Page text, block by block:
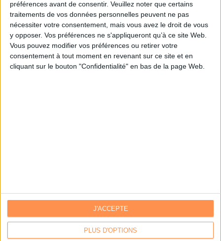
préférences avant de consentir. Veuillez noter que certains
traitements de vos données personnelles peuvent ne pas
nécessiter votre consentement, mais vous avez le droit de vous
y opposer. Vos préférences ne s'appliqueront qu’à ce site Web.
Vous pouvez modifier vos préférences ou retirer votre
consentement à tout moment en revenant sur ce site et en
cliquant sur le bouton "Confidentialité" en bas de la page Web.
PLUS D'OPTIONS
J'ACCEPTE
Je m'inscris sur Archimag.com
Communiquer avec Archimag|Communiquer avec ACE